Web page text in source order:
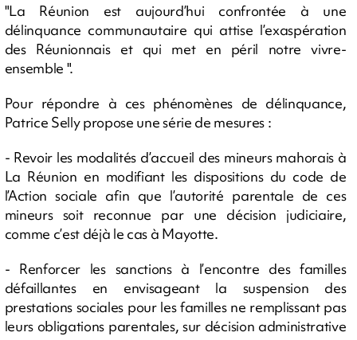
"La Réunion est aujourd’hui confrontée à une
délinquance communautaire qui attise l’exaspération
des Réunionnais et qui met en péril notre vivre-
ensemble ".
Pour répondre à ces phénomènes de délinquance,
Patrice Selly propose une série de mesures :
- Revoir les modalités d’accueil des mineurs mahorais à
La Réunion en modifiant les dispositions du code de
l’Action sociale afin que l’autorité parentale de ces
mineurs soit reconnue par une décision judiciaire,
comme c’est déjà le cas à Mayotte.
- Renforcer les sanctions à l’encontre des familles
défaillantes en envisageant la suspension des
prestations sociales pour les familles ne remplissant pas
leurs obligations parentales, sur décision administrative